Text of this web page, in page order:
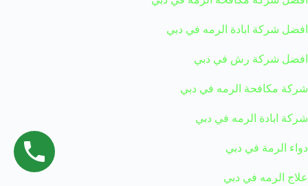
افضل شركة ابادة الرمه في دبي
افضل شركة رش في دبي
شركة مكافحة الرمه في دبي
شركة ابادة الرمه في دبي
دواء الرمة في دبي
علاج الرمه في دبي